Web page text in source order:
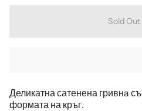
Sold Out
Деликатна сатенена гривнa
формата на кръг.